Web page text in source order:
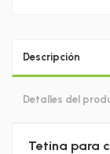
Descripción
Detalles del
Tetina para